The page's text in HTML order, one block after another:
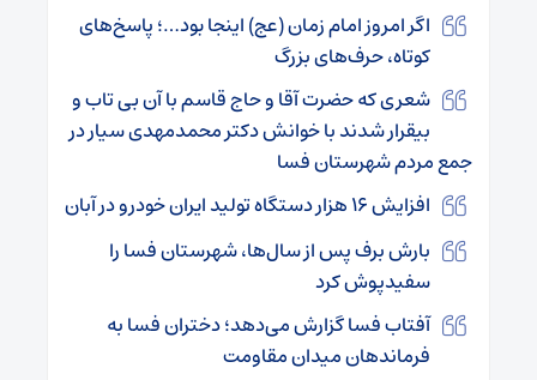
اگر امروز امام زمان (عج) اینجا بود…؛ پاسخ‌های
کوتاه، حرف‌های بزرگ
شعری که حضرت آقا و حاج قاسم با آن بی تاب و
بیقرار شدند با خوانش دکتر محمدمهدی سیار در
جمع مردم شهرستان فسا
افزایش 16 هزار دستگاه تولید ایران خودرو در آبان
بارش برف پس از سال‌ها، شهرستان فسا را
سفیدپوش کرد
آفتاب فسا گزارش می‌دهد؛ دختران فسا به
فرماندهان میدان مقاومت